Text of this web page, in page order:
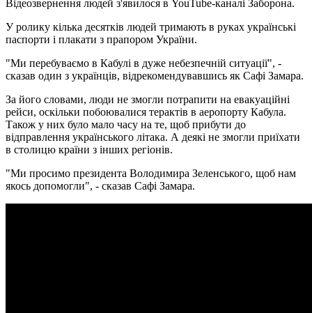
Відеозвернення людей з'явилося в YouTube-каналі Заборона.
У ролику кілька десятків людей тримають в руках українські
паспорти і плакати з прапором України.
"Ми перебуваємо в Кабулі в дуже небезпечній ситуації", -
сказав один з українців, відрекомендувавшись як Сафі Замара.
За його словами, люди не змогли потрапити на евакуаційні
рейси, оскільки побоювалися терактів в аеропорту Кабула.
Також у них було мало часу на те, щоб прибути до
відправлення українського літака. А деякі не змогли приїхати
в столицю країни з інших регіонів.
"Ми просимо президента Володимира Зеленського, щоб нам
якось допомогли", - сказав Сафі Замара.